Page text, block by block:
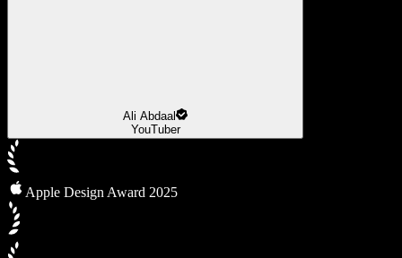
Ali Abdaal
YouTuber
Apple Design Award 2025